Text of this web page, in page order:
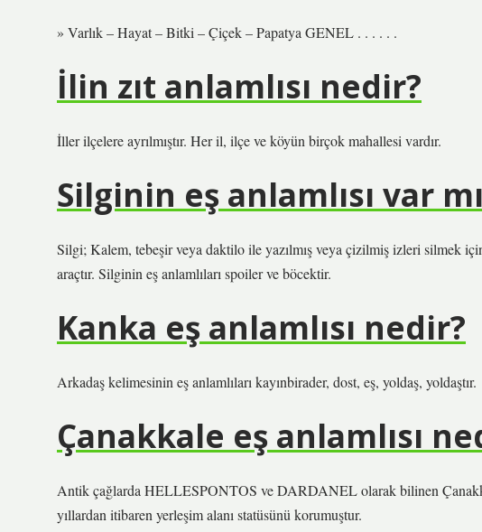
» Varlık – Hayat – Bitki – Çiçek – Papatya GENEL . . . . . .
İlin zıt anlamlısı nedir?
İller ilçelere ayrılmıştır. Her il, ilçe ve köyün birçok mahallesi vardır.
Silginin eş anlamlısı var
Silgi; Kalem, tebeşir veya daktilo ile yazılmış veya çizilmiş izleri silmek
araçtır. Silginin eş anlamlıları spoiler ve böcektir.
Kanka eş anlamlısı nedir?
Arkadaş kelimesinin eş anlamlıları kayınbirader, dost, eş, yoldaş, yoldaştır.
Çanakkale eş anlamlısı
Antik çağlarda HELLESPONTOS ve DARDANEL olarak bilinen
yıllardan itibaren yerleşim alanı statüsünü korumuştur.